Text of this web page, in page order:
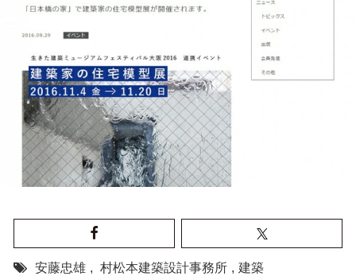
安藤忠雄 , 村松本建築設計事務所 , 建築